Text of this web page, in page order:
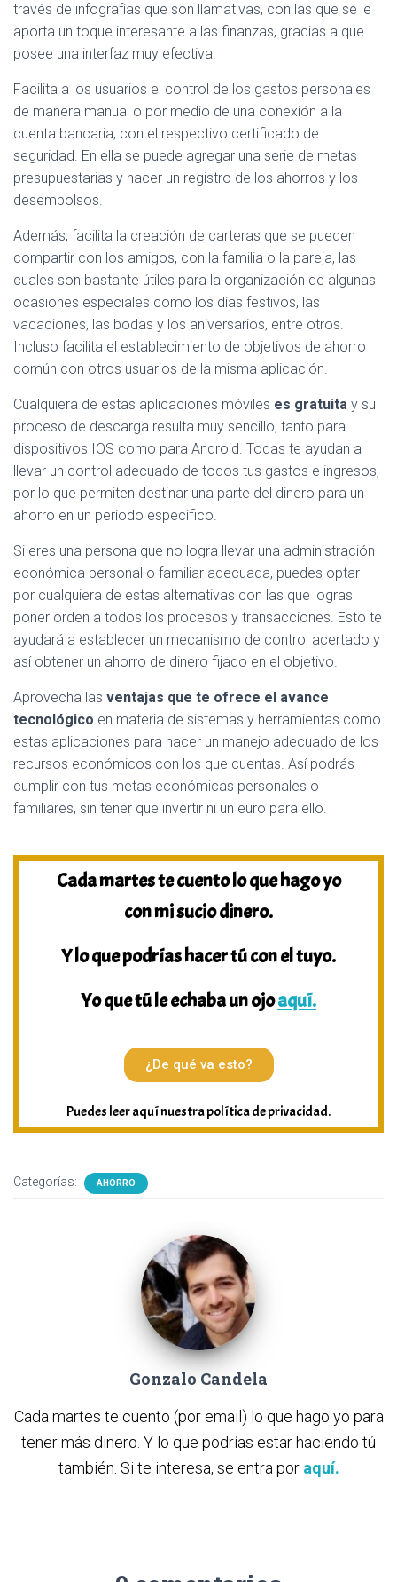
través de infografías que son llamativas, con las que se le
aporta un toque interesante a las finanzas, gracias a que
posee una interfaz muy efectiva.
Facilita a los usuarios el control de los gastos personales
de manera manual o por medio de una conexión a la
cuenta bancaria, con el respectivo certificado de
seguridad. En ella se puede agregar una serie de metas
presupuestarias y hacer un registro de los ahorros y los
desembolsos.
Además, facilita la creación de carteras que se pueden
compartir con los amigos, con la familia o la pareja, las
cuales son bastante útiles para la organización de algunas
ocasiones especiales como los días festivos, las
vacaciones, las bodas y los aniversarios, entre otros.
Incluso facilita el establecimiento de objetivos de ahorro
común con otros usuarios de la misma aplicación.
Cualquiera de estas aplicaciones móviles es gratuita y su
proceso de descarga resulta muy sencillo, tanto para
dispositivos IOS como para Android. Todas te ayudan a
llevar un control adecuado de todos tus gastos e ingresos,
por lo que permiten destinar una parte del dinero para un
ahorro en un período específico.
Si eres una persona que no logra llevar una administración
económica personal o familiar adecuada, puedes optar
por cualquiera de estas alternativas con las que logras
poner orden a todos los procesos y transacciones. Esto te
ayudará a establecer un mecanismo de control acertado y
así obtener un ahorro de dinero fijado en el objetivo.
Aprovecha las ventajas que te ofrece el avance
tecnológico en materia de sistemas y herramientas como
estas aplicaciones para hacer un manejo adecuado de los
recursos económicos con los que cuentas. Así podrás
cumplir con tus metas económicas personales o
familiares, sin tener que invertir ni un euro para ello.
Cada martes te cuento lo que hago yo
con mi sucio dinero.
Y lo que podrías hacer tú con el tuyo.
Yo que tú le echaba un ojoaquí.
¿De qué va esto?
Puedes leer aquí nuestra política de privacidad.
Categorías: AHORRO
Gonzalo Candela
Cada martes te cuento (por email) lo que hago yo para
tener más dinero. Y lo que podrías estar haciendo tú
también. Si te interesa, se entra por aquí.